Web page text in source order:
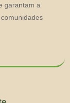
garantam a